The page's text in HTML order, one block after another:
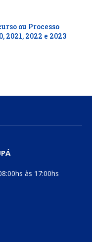
ou Processo
2021, 2022 e 2023
às 17:00hs